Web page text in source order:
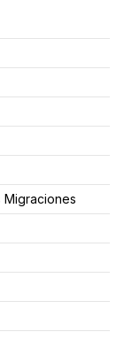
Migraciones